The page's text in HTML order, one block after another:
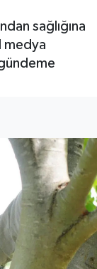
sağlığına
medya